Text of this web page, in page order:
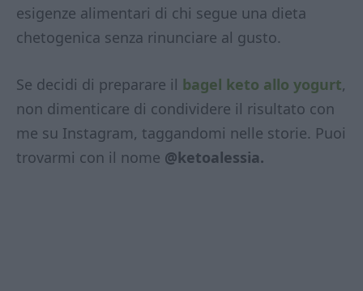
esigenze alimentari di chi segue una dieta
chetogenica senza rinunciare al gusto.
Se decidi di preparare il bagel keto allo yogurt,
non dimenticare di condividere il risultato con
me su Instagram, taggandomi nelle storie. Puoi
trovarmi con il nome @ketoalessia.